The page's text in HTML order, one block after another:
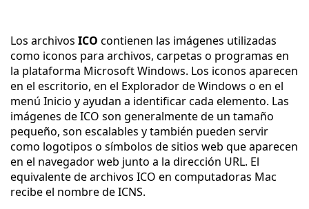
Los archivos ICO contienen las imágenes utilizadas
como iconos para archivos, carpetas o programas en
la plataforma Microsoft Windows. Los iconos aparecen
en el escritorio, en el Explorador de Windows o en el
menú Inicio y ayudan a identificar cada elemento. Las
imágenes de ICO son generalmente de un tamaño
pequeño, son escalables y también pueden servir
como logotipos o símbolos de sitios web que aparecen
en el navegador web junto a la dirección URL. El
equivalente de archivos ICO en computadoras Mac
recibe el nombre de ICNS.